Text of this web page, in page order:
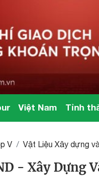
Việt Nam Tỉnh
V Vật Liệu Xây dựng
- Xây Dựng